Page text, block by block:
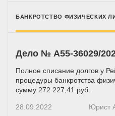
БАНКРОТСТВО ФИЗИЧЕСКИХ
Дело № А55-36029/
Полное списание долгов у
процедуры банкротства
сумму 272 227,41 руб.
28.09.2022 Юрист